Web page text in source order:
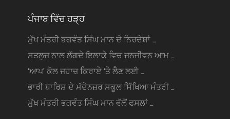
ਪੰਜਾਬ ਵਿੱਚ ਹੜ੍ਹ
ਮੁੱਖ ਮੰਤਰੀ ਭਗਵੰਤ ਸਿੰਘ ਮਾਨ ਦੇ ਨਿਰਦੇਸ਼ਾਂ …
ਸਤਲੁਜ ਨਾਲ ਲੱਗਦੇ ਇਲਾਕੇ ਵਿਚ ਜਨਜੀਵਨ ਆਮ …
‘ਆਪ’ ਕੋਲ ਜਹਾਜ਼ ਕਿਰਾਏ ‘ਤੇ ਲੈਣ ਲਈ …
ਭਾਰੀ ਬਾਰਿਸ਼ ਦੇ ਮੱਦੇਨਜ਼ਰ ਸਕੂਲ ਸਿੱਖਿਆ ਮੰਤਰੀ …
ਮੁੱਖ ਮੰਤਰੀ ਭਗਵੰਤ ਸਿੰਘ ਮਾਨ ਵੱਲੋਂ ਫਸਲਾਂ …